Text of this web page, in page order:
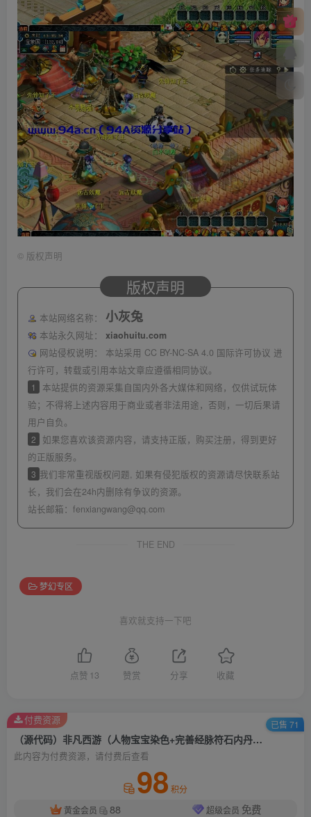
© 版权声明
版权声明
本站网络名称： 小灰兔
本站永久网址：
xiaohuitu.com
网站侵权说明：
本站采用 CC BY-NC-SA 4.0 国际许可协议 进
行许可，转载或引用本站文章应遵循相同协议。
1
本站提供的资源采集自国内外各大媒体和网络，仅供试玩体
验；不得将上述内容用于商业或者非法用途，否则，一切后果请
用户自负。
2
如果您喜欢该资源内容，请支持正版，购买注册，得到更好
的正版服务。
3 我们非常重视版权问题, 如果有侵犯版权的资源请尽快联系站
长，我们会在24h内删除有争议的资源。
站长邮箱： fenxiangwang@qq.com
THE END
梦幻专区
喜欢就支持一下吧
点赞 13 赞赏 分享 收藏
（源代码）非凡西游（人物宝宝染色+完善经脉符石内丹+完善活动+视频介绍）
此内容为付费资源，请付费后查看
98 积分
黄金会员
88 超级会员 免费
付费资源 已售 71